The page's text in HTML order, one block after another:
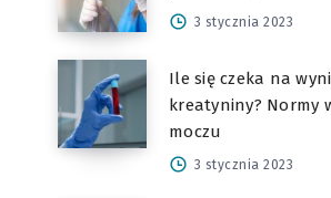
3 stycznia 2023
Ile się czeka na
kreatyniny? Normy
moczu
3 stycznia 2023